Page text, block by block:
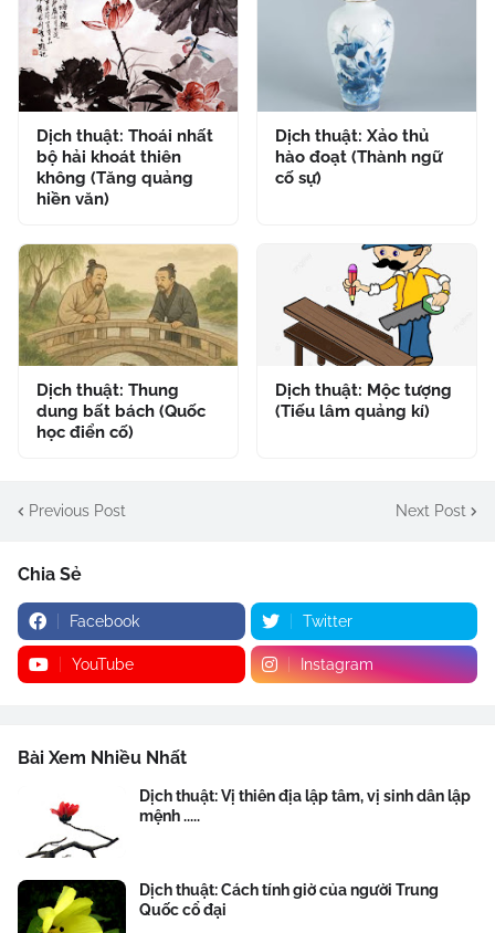
Dịch thuật: Thoái nhất
bộ hải khoát thiên
không (Tăng quảng
hiền văn)
Dịch thuật: Xảo thủ
hào đoạt (Thành ngữ
cố sự)
Dịch thuật: Thung
dung bất bách (Quốc
học điển cố)
Dịch thuật: Mộc tượng
(Tiếu lâm quảng kí)
Previous Post Next Post
Chia Sẻ
Facebook Twitter
YouTube Instagram
Bài Xem Nhiều Nhất
Dịch thuật: Vị thiên địa lập tâm, vị sinh dân lập
mệnh .....
Dịch thuật: Cách tính giờ của người Trung
Quốc cổ đại